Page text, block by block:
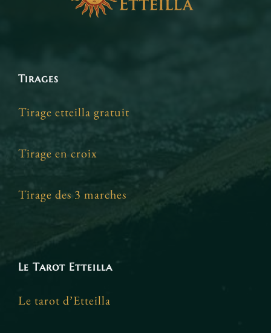
Tirages
Tirage etteilla gratuit
Tirage en croix
Tirage des 3 marches
Le Tarot Etteilla
Le tarot d’Etteilla